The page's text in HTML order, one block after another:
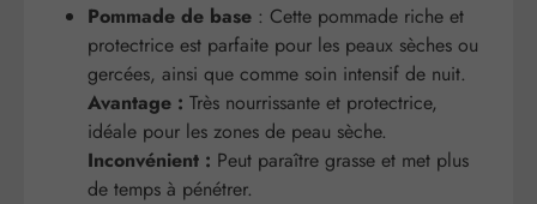
Pommade de base : Cette pommade riche et
protectrice est parfaite pour les peaux sèches ou
gercées, ainsi que comme soin intensif de nuit.
Avantage : Très nourrissante et protectrice,
idéale pour les zones de peau sèche.
Inconvénient : Peut paraître grasse et met plus
de temps à pénétrer.